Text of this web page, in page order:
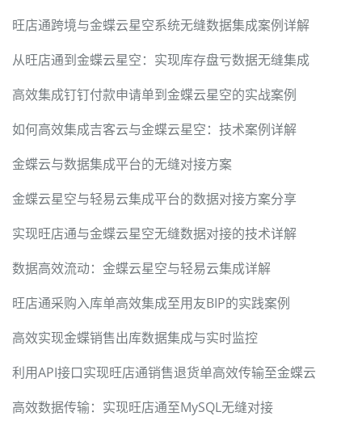
旺店通跨境与金蝶云星空系统无缝数据集成案例详解
从旺店通到金蝶云星空：实现库存盘亏数据无缝集成
高效集成钉钉付款申请单到金蝶云星空的实战案例
如何高效集成吉客云与金蝶云星空：技术案例详解
金蝶云与数据集成平台的无缝对接方案
金蝶云星空与轻易云集成平台的数据对接方案分享
实现旺店通与金蝶云星空无缝数据对接的技术详解
数据高效流动：金蝶云星空与轻易云集成详解
旺店通采购入库单高效集成至用友BIP的实践案例
高效实现金蝶销售出库数据集成与实时监控
利用API接口实现旺店通销售退货单高效传输至金蝶云
高效数据传输：实现旺店通至MySQL无缝对接